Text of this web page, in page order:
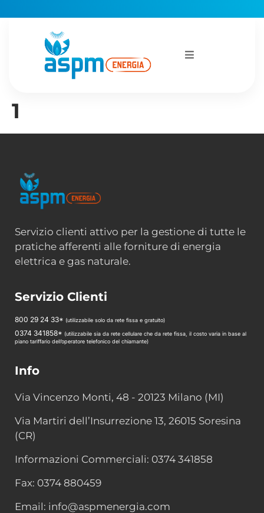
1
Servizio clienti attivo per la gestione di tutte le
pratiche afferenti alle forniture di energia
elettrica e gas naturale.
Servizio Clienti
800 29 24 33* (utilizzabile solo da rete fissa e gratuito)
0374 341858* (utilizzabile sia da rete cellulare che da rete fissa, il costo varia in base al
piano tariffario dell’operatore telefonico del chiamante)
Info
Via Vincenzo Monti, 48 - 20123 Milano (MI)
Via Martiri dell’Insurrezione 13, 26015 Soresina
(CR)
Informazioni Commerciali: 0374 341858
Fax: 0374 880459
Email: info@aspmenergia.com